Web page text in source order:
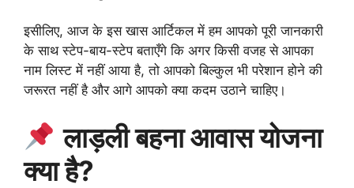
इसीलिए, आज के इस खास आर्टिकल में हम आपको पूरी जानकारी
के साथ स्टेप-बाय-स्टेप बताएँगे कि अगर किसी वजह से आपका
नाम लिस्ट में नहीं आया है, तो आपको बिल्कुल भी परेशान होने की
जरूरत नहीं है और आगे आपको क्या कदम उठाने चाहिए।
लाड़ली बहना आवास योजना
क्या है?